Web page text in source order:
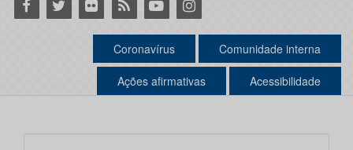
Facebook
Twitter Flickr RSS YoutubeInstagram
Coronavírus Comunidade interna
Ações afirmativas Acessibilidade